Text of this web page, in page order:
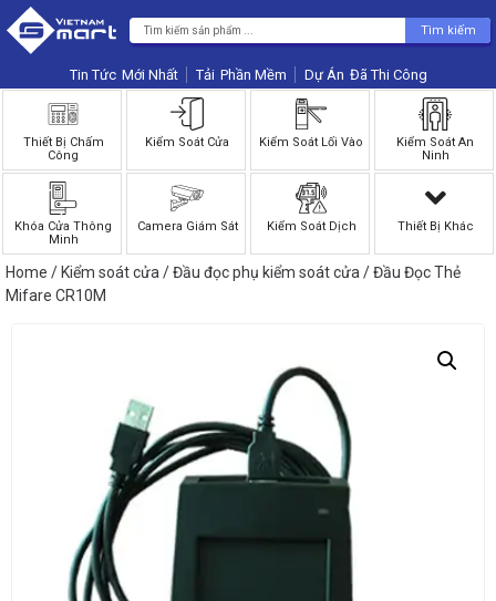
Tìm kiếm
Tin Tức Phần Mềm Dự Án
Thiết Bị Chấm
Công
Kiểm Soát Cửa Kiểm Soát Lối Vào
Kiểm Soát An
Ninh
Khóa Cửa Thông
Minh
Camera Giám Sát Kiểm Soát Dịch Thiết Bị Khác
Home /Kiểm soát cửa /Đầu đọc phụ kiểm soát cửa / Đầu Đọc Thẻ
Mifare CR10M